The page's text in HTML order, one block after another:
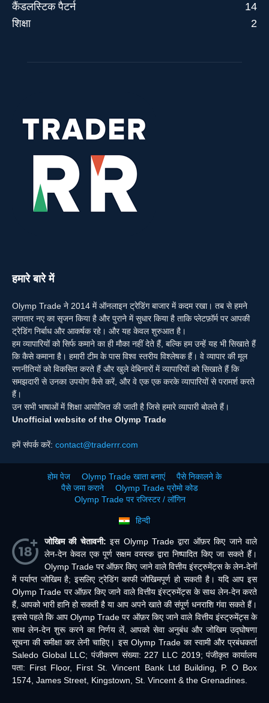
कैंडलस्टिक पैटर्न
14
शिक्षा
2
हमारे बारे में
Olymp Trade ने 2014 में ऑनलाइन ट्रेडिंग बाजार में कदम रखा। तब से हमने
लगातार नए का सृजन किया है और पुराने में सुधार किया है ताकि प्लेटफ़ॉर्म पर आपकी
ट्रेडिंग निर्बाध और आकर्षक रहे। और यह केवल शुरुआत है।
हम व्यापारियों को सिर्फ कमाने का ही मौका नहीं देते हैं, बल्कि हम उन्हें यह भी सिखाते हैं
कि कैसे कमाना है। हमारी टीम के पास विश्व स्तरीय विश्लेषक हैं। वे व्यापार की मूल
रणनीतियों को विकसित करते हैं और खुले वेबिनारों में व्यापारियों को सिखाते हैं कि
समझदारी से उनका उपयोग कैसे करें, और वे एक एक करके व्यापारियों से परामर्श करते
हैं।
उन सभी भाषाओं में शिक्षा आयोजित की जाती है जिसे हमारे व्यापारी बोलते हैं।
Unofficial website of the Olymp Trade
हमें संपर्क करें: contact@traderrr.com
होम पेज Olymp Trade खाता बनाएं
पैसे निकालने के
पैसे जमा कराने
Olymp Trade प्रोमो कोड
Olymp Trade पर रजिस्टर / लॉगिन
हिन्दी
जोखिम की चेतावनी: इस Olymp Trade द्वारा ऑफ़र किए जाने वाले
लेन-देन केवल एक पूर्ण सक्षम वयस्क द्वारा निष्पादित किए जा सकते हैं।
Olymp Trade पर ऑफ़र किए जाने वाले वित्तीय इंस्ट्रुमेंट्स के लेन-देनों
में पर्याप्त जोखिम है; इसलिए ट्रेडिंग काफी जोखिमपूर्ण हो सकती है। यदि आप इस
Olymp Trade पर ऑफ़र किए जाने वाले वित्तीय इंस्ट्रुमेंट्स के साथ लेन-देन करते
हैं, आपको भारी हानि हो सकती है या आप अपने खाते की संपूर्ण धनराशि गंवा सकते हैं।
इससे पहले कि आप Olymp Trade पर ऑफ़र किए जाने वाले वित्तीय इंस्ट्रुमेंट्स के
साथ लेन-देन शुरू करने का निर्णय लें, आपको सेवा अनुबंध और जोखिम उद्घोषणा
सूचना की समीक्षा कर लेनी चाहिए। इस Olymp Trade का स्वामी और प्रबंधकर्ता
Saledo Global LLC; पंजीकरण संख्या: 227 LLC 2019; पंजीकृत कार्यालय
पता: First Floor, First St. Vincent Bank Ltd Building, P. O Box
1574, James Street, Kingstown, St. Vincent & the Grenadines.